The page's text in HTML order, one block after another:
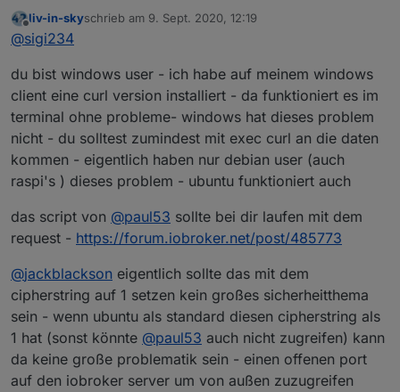
Ich glaube da muss man anfragen.
Zitat:
Die Status der Corona Ampel sind auch als Open Data
unter
https://www.data.gv.at/corona-ampel
verfügbar.
Wenn Sie eine Anwendung oder Visualisierung
basierend auf diesen Daten erstellt haben, reichen Sie
das zugehörige Formular finden Sie unter
data.gv.at/anwendung-einreichen/.
Offline
liv-in-skyschrieb am 9. Sept. 2020, 12:19
zuletzt editiert von
@sigi234
du bist windows user - ich habe auf meinem windows
client eine curl version installiert - da funktioniert es im
terminal ohne probleme- windows hat dieses problem
nicht - du solltest zumindest mit exec curl an die daten
kommen - eigentlich haben nur debian user (auch
raspi's ) dieses problem - ubuntu funktioniert auch
das script von @paul53 sollte bei dir laufen mit dem
request - https://forum.iobroker.net/post/485773
@jackblackson eigentlich sollte das mit dem
cipherstring auf 1 setzen kein großes sicherheitthema
sein - wenn ubuntu als standard diesen cipherstring als
1 hat (sonst könnte @paul53 auch nicht zugreifen) kann
da keine große problematik sein - einen offenen port
auf den iobroker server um von außen zuzugreifen